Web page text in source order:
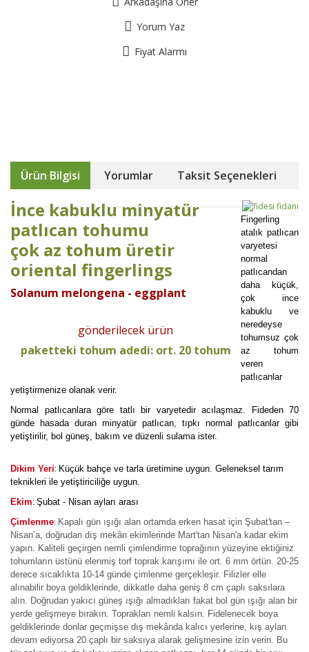
Yorum Yaz
Fiyat Alarmı
Ürün Bilgisi Yorumlar Taksit Seçenekleri
İnce kabuklu minyatür
patlıcan tohumu
çok az tohum üretir
oriental fingerlings
Solanum melongena - eggplant
gönderilecek ürün
paketteki tohum adedi: ort. 20 tohum
Fingerling
atalık patlıcan
varyetesi
normal
patlıcandan
daha küçük,
çok ince
kabuklu ve
neredeyse
tohumsuz çok
az tohum
veren
patlıcanlar
yetiştirmenize olanak verir.
Normal patlıcanlara göre tatlı bir varyetedir acılaşmaz. Fideden 70
günde hasada duran minyatür patlıcan, tıpkı normal patlıcanlar gibi
yetiştirilir, bol güneş, bakım ve düzenli sulama ister.
Dikim Yeri: Küçük bahçe ve tarla üretimine uygun. Geleneksel tarım
teknikleri ile yetiştiriciliğe uygun.
Ekim: Şubat - Nisan ayları arası
Çimlenme: Kapalı gün ışığı alan ortamda erken hasat için Şubat'tan –
Nisan’a, doğrudan dış mekân ekimlerinde Mart'tan Nisan'a kadar ekim
yapın. Kaliteli geçirgen nemli çimlendirme toprağının yüzeyine ektiğiniz
tohumların üstünü elenmiş torf toprak karışımı ile ort. 6 mm örtün. 20-25
derece sıcaklıkta 10-14 günde çimlenme gerçekleşir. Filizler elle
alınabilir boya geldiklerinde, dikkatle daha geniş 8 cm çaplı saksılara
alın. Doğrudan yakıcı güneş ışığı almadıkları fakat bol gün ışığı alan bir
yerde gelişmeye bırakın. Toprakları nemli kalsın. Fidelenecek boya
geldiklerinde donlar geçmişse dış mekânda kalıcı yerlerine, kış ayları
devam ediyorsa 20 çaplı bir saksıya alarak gelişmesine izin verin. Bu